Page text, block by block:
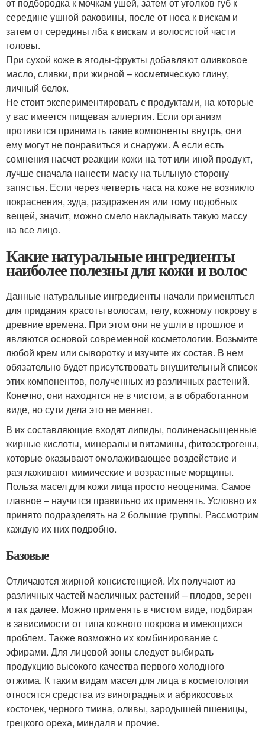
середине ушной раковины, после от носа к вискам и
затем от середины лба к вискам и волосистой части
головы.
При сухой коже в ягоды-фрукты добавляют оливковое
масло, сливки, при жирной – косметическую глину,
яичный белок.
Не стоит экспериментировать с продуктами, на которые
у вас имеется пищевая аллергия. Если организм
противится принимать такие компоненты внутрь, они
ему могут не понравиться и снаружи. А если есть
сомнения насчет реакции кожи на тот или иной продукт,
лучше сначала нанести маску на тыльную сторону
запястья. Если через четверть часа на коже не возникло
покраснения, зуда, раздражения или тому подобных
вещей, значит, можно смело накладывать такую массу
на все лицо.
Какие натуральные ингредиенты
наиболее полезны для кожи и волос
Данные натуральные ингредиенты начали применяться
для придания красоты волосам, телу, кожному покрову в
древние времена. При этом они не ушли в прошлое и
являются основой современной косметологии. Возьмите
любой крем или сыворотку и изучите их состав. В нем
обязательно будет присутствовать внушительный список
этих компонентов, полученных из различных растений.
Конечно, они находятся не в чистом, а в обработанном
виде, но сути дела это не меняет.
В их составляющие входят липиды, полиненасыщенные
жирные кислоты, минералы и витамины, фитоэстрогены,
которые оказывают омолаживающее воздействие и
разглаживают мимические и возрастные морщины.
Польза масел для кожи лица просто неоценима. Самое
главное – научится правильно их применять. Условно их
принято подразделять на 2 большие группы. Рассмотрим
каждую их них подробно.
Базовые
Отличаются жирной консистенцией. Их получают из
различных частей масличных растений – плодов, зерен
и так далее. Можно применять в чистом виде, подбирая
в зависимости от типа кожного покрова и имеющихся
проблем. Также возможно их комбинирование с
эфирами. Для лицевой зоны следует выбирать
продукцию высокого качества первого холодного
отжима. К таким видам масел для лица в косметологии
относятся средства из виноградных и абрикосовых
косточек, черного тмина, оливы, зародышей пшеницы,
грецкого ореха, миндаля и прочие.